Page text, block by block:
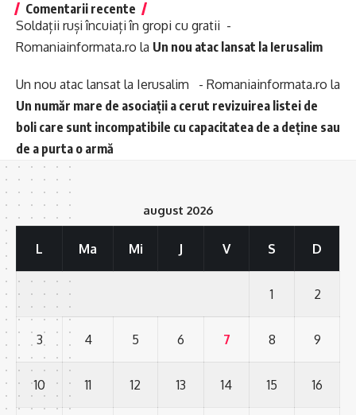
Comentarii recente
Soldații ruși încuiați în gropi cu gratii -
Romaniainformata.ro la Un nou atac lansat la Ierusalim
Un nou atac lansat la Ierusalim - Romaniainformata.ro la
Un număr mare de asociații a cerut revizuirea listei de
boli care sunt incompatibile cu capacitatea de a deține sau
de a purta o armă
august 2026
L Ma Mi J V S D
1 2
3 4 5 6 7 8 9
10 11 12 13 14 15 16